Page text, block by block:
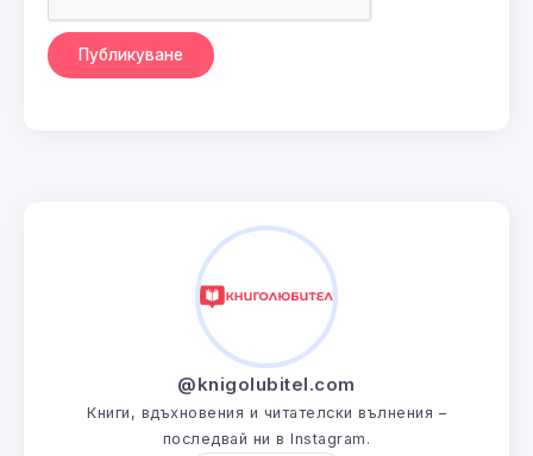
@knigolubitel.com
Книги, вдъхновения и читателски вълнения –
последвай ни в Instagram.